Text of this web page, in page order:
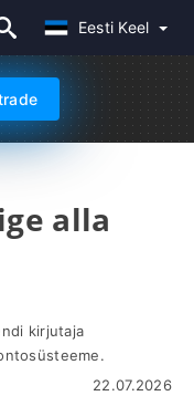
Eesti Keel
alla
kirjutaja
22.07.2026